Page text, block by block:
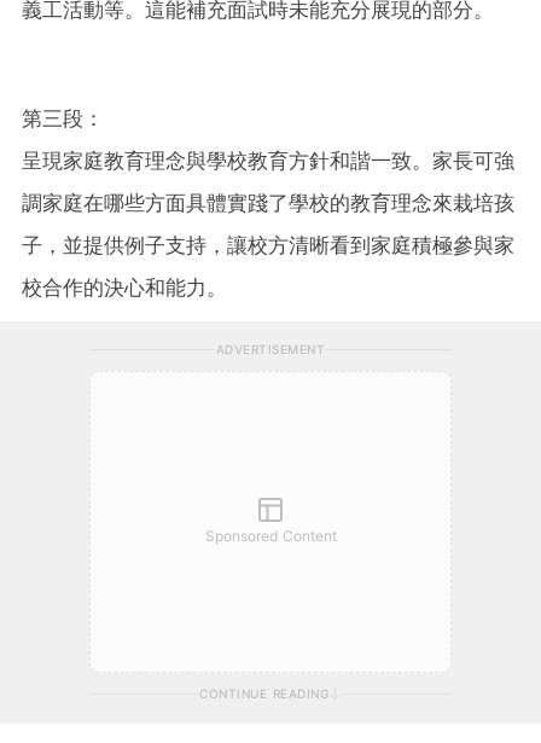
義工活動等。這能補充面試時未能充分展現的部分。
第三段：
呈現家庭教育理念與學校教育方針和諧一致。家長可強
調家庭在哪些方面具體實踐了學校的教育理念來栽培孩
子，並提供例子支持，讓校方清晰看到家庭積極參與家
校合作的決心和能力。
ADVERTISEMENT
Sponsored Content
CONTINUE READING